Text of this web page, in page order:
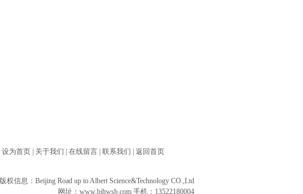
设为首页 关于我们 在线留言 联系我们 返回首页
版权信息：Beijing Road up to Albert Science&Technology CO.,Ltd
网址： www.bjhwsb.com 手机：13522180004